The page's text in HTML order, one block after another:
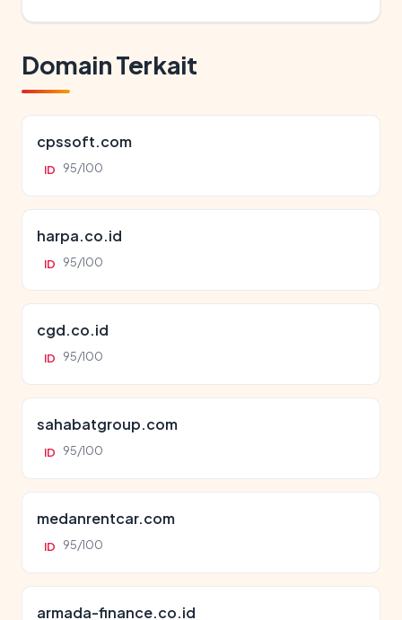
Domain Terkait
cpssoft.com
ID 95/100
harpa.co.id
ID 95/100
cgd.co.id
ID 95/100
sahabatgroup.com
ID 95/100
medanrentcar.com
ID 95/100
armada-finance.co.id